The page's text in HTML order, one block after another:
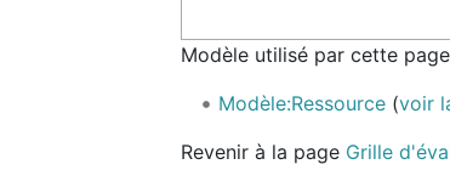
Modèle utilisé par cette
Modèle:Ressource(voir
Revenir à la page Grille